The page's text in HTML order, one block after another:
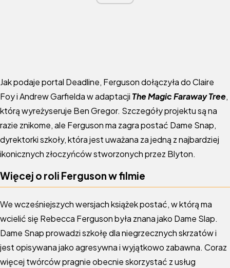
Jak podaje portal Deadline, Ferguson dołączyła do Claire
Foy i Andrew Garfielda w adaptacji The Magic Faraway Tree,
którą wyreżyseruje Ben Gregor. Szczegóły projektu są na
razie znikome, ale Ferguson ma zagra postać Dame Snap,
dyrektorki szkoły, która jest uważana za jedną z najbardziej
ikonicznych złoczyńców stworzonych przez Blyton.
Więcej o roli Ferguson w filmie
We wcześniejszych wersjach książek postać, w którą ma
wcielić się Rebecca Ferguson była znana jako Dame Slap.
Dame Snap prowadzi szkołę dla niegrzecznych skrzatów i
jest opisywana jako agresywna i wyjątkowo zabawna. Coraz
więcej twórców pragnie obecnie skorzystać z usług